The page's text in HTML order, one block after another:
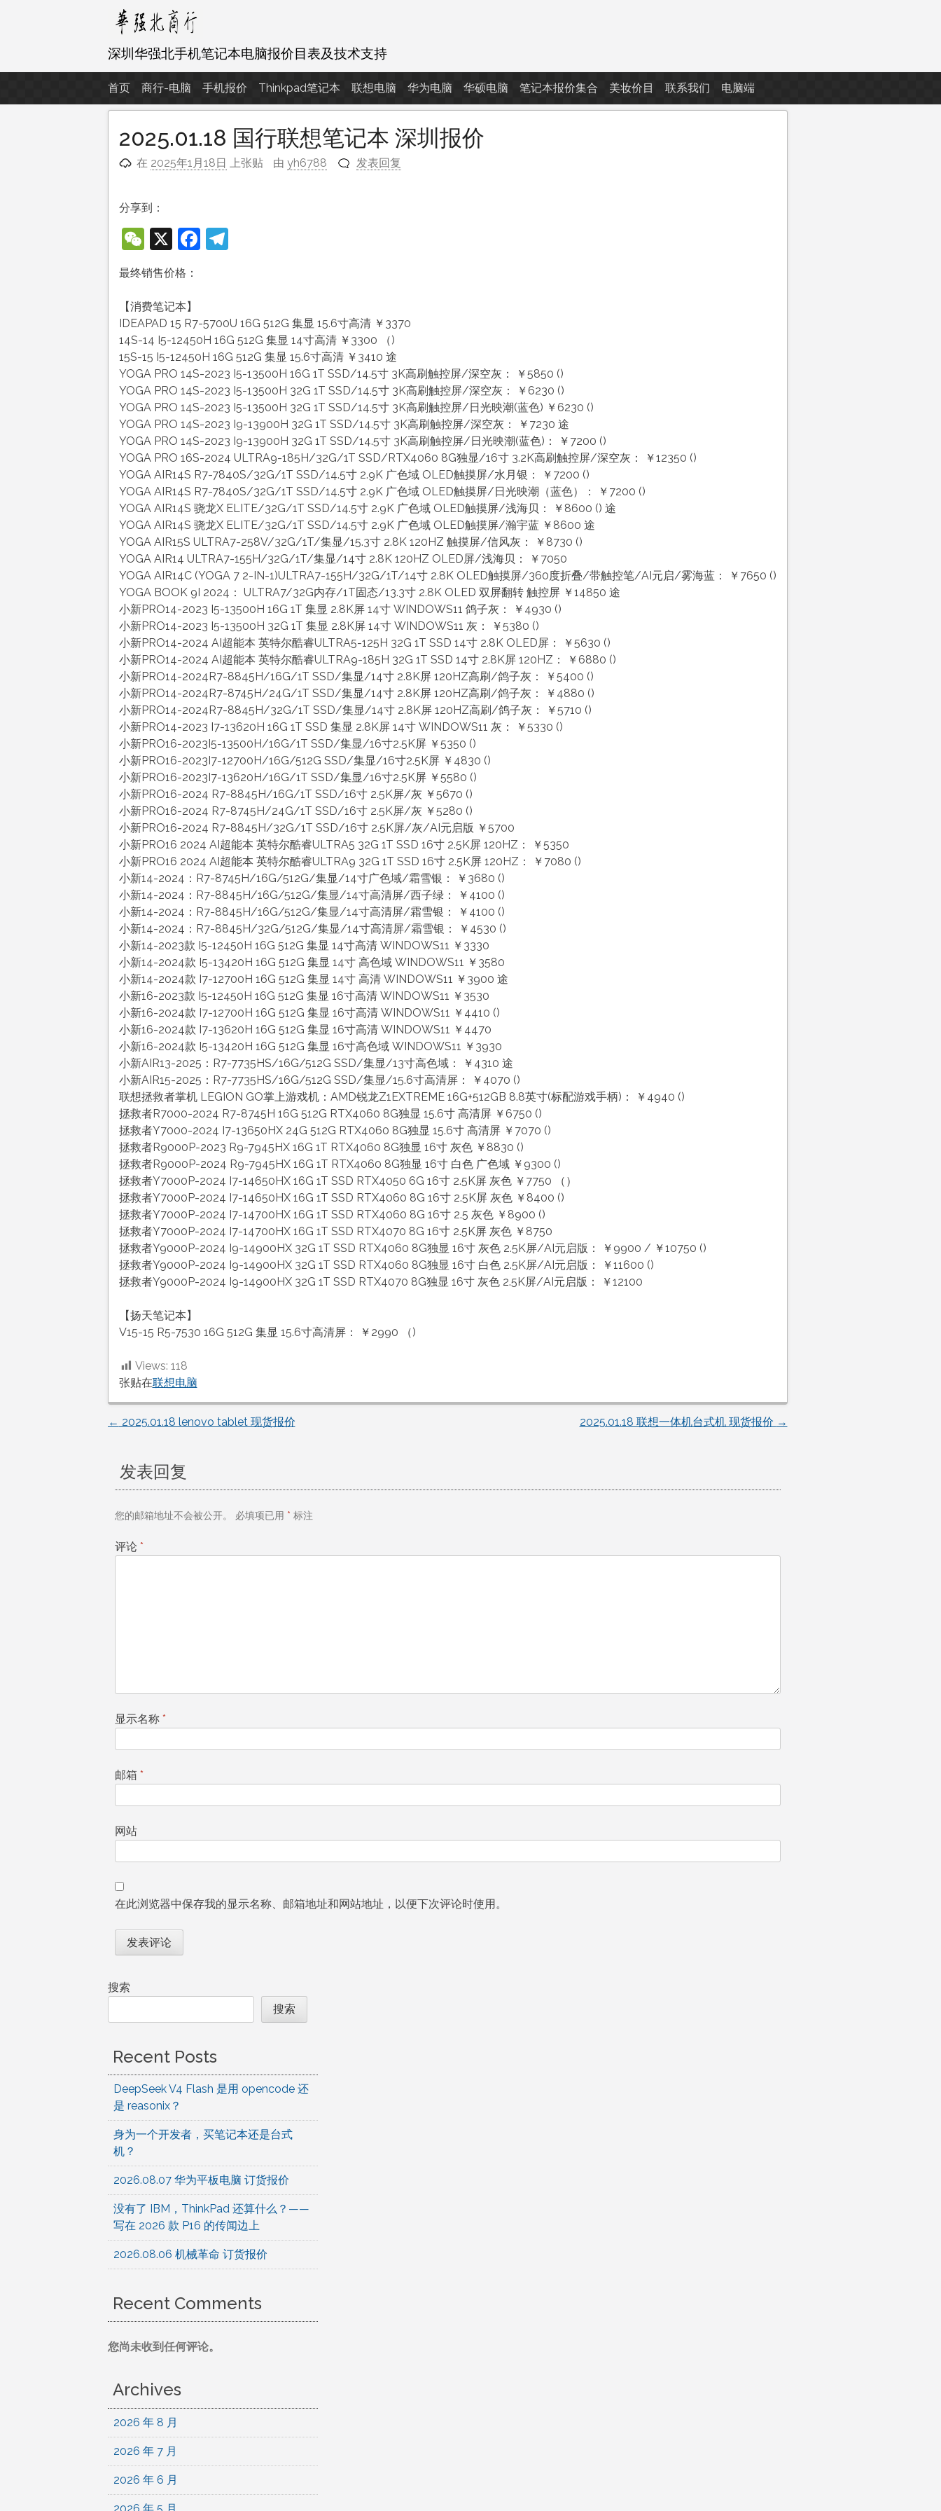
内
深圳华强北手机笔记本电脑报价目表及技术支持
首页 商行-电脑 手机报价 Thinkpad笔记本 联想电脑 华为电脑 华硕电脑 笔记本报价集合 美妆价目 联系我们 电脑端
2025.01.18 国行联想笔记本 深圳报价
在 2025年1月18日 上张贴 由yh6788 发表回复
分享到：
WeChat
X Facebook
Telegram
最终销售价格：
【消费笔记本】
IDEAPAD 15 R7-5700U 16G 512G 集显 15.6寸高清 ￥3370
14S-14 I5-12450H 16G 512G 集显 14寸高清 ￥3300 （)
15S-15 I5-12450H 16G 512G 集显 15.6寸高清 ￥3410 途
YOGA PRO 14S-2023 I5-13500H 16G 1T SSD/14.5寸 3K高刷触控屏/深空灰： ￥5850 ()
YOGA PRO 14S-2023 I5-13500H 32G 1T SSD/14.5寸 3K高刷触控屏/深空灰： ￥6230 ()
YOGA PRO 14S-2023 I5-13500H 32G 1T SSD/14.5寸 3K高刷触控屏/日光映潮(蓝色) ￥6230 ()
YOGA PRO 14S-2023 I9-13900H 32G 1T SSD/14.5寸 3K高刷触控屏/深空灰： ￥7230 途
YOGA PRO 14S-2023 I9-13900H 32G 1T SSD/14.5寸 3K高刷触控屏/日光映潮(蓝色)： ￥7200 ()
YOGA PRO 16S-2024 ULTRA9-185H/32G/1T SSD/RTX4060 8G独显/16寸 3.2K高刷触控屏/深空灰： ￥12350 ()
YOGA AIR14S R7-7840S/32G/1T SSD/14.5寸 2.9K 广色域 OLED触摸屏/水月银： ￥7200 ()
YOGA AIR14S R7-7840S/32G/1T SSD/14.5寸 2.9K 广色域 OLED触摸屏/日光映潮（蓝色）： ￥7200 ()
YOGA AIR14S 骁龙X ELITE/32G/1T SSD/14.5寸 2.9K 广色域 OLED触摸屏/浅海贝： ￥8600 () 途
YOGA AIR14S 骁龙X ELITE/32G/1T SSD/14.5寸 2.9K 广色域 OLED触摸屏/瀚宇蓝 ￥8600 途
YOGA AIR15S ULTRA7-258V/32G/1T/集显/15.3寸 2.8K 120HZ 触摸屏/信风灰： ￥8730 ()
YOGA AIR14 ULTRA7-155H/32G/1T/集显/14寸 2.8K 120HZ OLED屏/浅海贝： ￥7050
YOGA AIR14C (YOGA 7 2-IN-1)ULTRA7-155H/32G/1T/14寸 2.8K OLED触摸屏/360度折叠/带触控笔/AI元启/雾海蓝： ￥7650 ()
YOGA BOOK 9I 2024： ULTRA7/32G内存/1T固态/13.3寸 2.8K OLED 双屏翻转 触控屏 ￥14850 途
小新PRO14-2023 I5-13500H 16G 1T 集显 2.8K屏 14寸 WINDOWS11 鸽子灰： ￥4930 ()
小新PRO14-2023 I5-13500H 32G 1T 集显 2.8K屏 14寸 WINDOWS11 灰： ￥5380 ()
小新PRO14-2024 AI超能本 英特尔酷睿ULTRA5-125H 32G 1T SSD 14寸 2.8K OLED屏： ￥5630 ()
小新PRO14-2024 AI超能本 英特尔酷睿ULTRA9-185H 32G 1T SSD 14寸 2.8K屏 120HZ： ￥6880 ()
小新PRO14-2024R7-8845H/16G/1T SSD/集显/14寸 2.8K屏 120HZ高刷/鸽子灰： ￥5400 ()
小新PRO14-2024R7-8745H/24G/1T SSD/集显/14寸 2.8K屏 120HZ高刷/鸽子灰： ￥4880 ()
小新PRO14-2024R7-8845H/32G/1T SSD/集显/14寸 2.8K屏 120HZ高刷/鸽子灰： ￥5710 ()
小新PRO14-2023 I7-13620H 16G 1T SSD 集显 2.8K屏 14寸 WINDOWS11 灰： ￥5330 ()
小新PRO16-2023I5-13500H/16G/1T SSD/集显/16寸2.5K屏 ￥5350 ()
小新PRO16-2023I7-12700H/16G/512G SSD/集显/16寸2.5K屏 ￥4830 ()
小新PRO16-2023I7-13620H/16G/1T SSD/集显/16寸2.5K屏 ￥5580 ()
小新PRO16-2024 R7-8845H/16G/1T SSD/16寸 2.5K屏/灰 ￥5670 ()
小新PRO16-2024 R7-8745H/24G/1T SSD/16寸 2.5K屏/灰 ￥5280 ()
小新PRO16-2024 R7-8845H/32G/1T SSD/16寸 2.5K屏/灰/AI元启版 ￥5700
小新PRO16 2024 AI超能本 英特尔酷睿ULTRA5 32G 1T SSD 16寸 2.5K屏 120HZ： ￥5350
小新PRO16 2024 AI超能本 英特尔酷睿ULTRA9 32G 1T SSD 16寸 2.5K屏 120HZ： ￥7080 ()
小新14-2024：R7-8745H/16G/512G/集显/14寸广色域/霜雪银： ￥3680 ()
小新14-2024：R7-8845H/16G/512G/集显/14寸高清屏/西子绿： ￥4100 ()
小新14-2024：R7-8845H/16G/512G/集显/14寸高清屏/霜雪银： ￥4100 ()
小新14-2024：R7-8845H/32G/512G/集显/14寸高清屏/霜雪银： ￥4530 ()
小新14-2023款 I5-12450H 16G 512G 集显 14寸高清 WINDOWS11 ￥3330
小新14-2024款 I5-13420H 16G 512G 集显 14寸 高色域 WINDOWS11 ￥3580
小新14-2024款 I7-12700H 16G 512G 集显 14寸 高清 WINDOWS11 ￥3900 途
小新16-2023款 I5-12450H 16G 512G 集显 16寸高清 WINDOWS11 ￥3530
小新16-2024款 I7-12700H 16G 512G 集显 16寸高清 WINDOWS11 ￥4410 ()
小新16-2024款 I7-13620H 16G 512G 集显 16寸高清 WINDOWS11 ￥4470
小新16-2024款 I5-13420H 16G 512G 集显 16寸高色域 WINDOWS11 ￥3930
小新AIR13-2025：R7-7735HS/16G/512G SSD/集显/13寸高色域： ￥4310 途
小新AIR15-2025：R7-7735HS/16G/512G SSD/集显/15.6寸高清屏： ￥4070 ()
联想拯救者掌机 LEGION GO掌上游戏机：AMD锐龙Z1EXTREME 16G+512GB 8.8英寸(标配游戏手柄)： ￥4940 ()
拯救者R7000-2024 R7-8745H 16G 512G RTX4060 8G独显 15.6寸 高清屏 ￥6750 ()
拯救者Y7000-2024 I7-13650HX 24G 512G RTX4060 8G独显 15.6寸 高清屏 ￥7070 ()
拯救者R9000P-2023 R9-7945HX 16G 1T RTX4060 8G独显 16寸 灰色 ￥8830 ()
拯救者R9000P-2024 R9-7945HX 16G 1T RTX4060 8G独显 16寸 白色 广色域 ￥9300 ()
拯救者Y7000P-2024 I7-14650HX 16G 1T SSD RTX4050 6G 16寸 2.5K屏 灰色 ￥7750 （）
拯救者Y7000P-2024 I7-14650HX 16G 1T SSD RTX4060 8G 16寸 2.5K屏 灰色 ￥8400 ()
拯救者Y7000P-2024 I7-14700HX 16G 1T SSD RTX4060 8G 16寸 2.5 灰色 ￥8900 ()
拯救者Y7000P-2024 I7-14700HX 16G 1T SSD RTX4070 8G 16寸 2.5K屏 灰色 ￥8750
拯救者Y9000P-2024 I9-14900HX 32G 1T SSD RTX4060 8G独显 16寸 灰色 2.5K屏/AI元启版： ￥9900 / ￥10750 ()
拯救者Y9000P-2024 I9-14900HX 32G 1T SSD RTX4060 8G独显 16寸 白色 2.5K屏/AI元启版： ￥11600 ()
拯救者Y9000P-2024 I9-14900HX 32G 1T SSD RTX4070 8G独显 16寸 灰色 2.5K屏/AI元启版： ￥12100
【扬天笔记本】
V15-15 R5-7530 16G 512G 集显 15.6寸高清屏： ￥2990 （)
Views: 118
张贴在联想电脑
文
章
导
← 2025.01.18 lenovo tablet 现货报价 2025.01.18 联想一体机台式机 现货报价 →
发表回复
您的邮箱地址不会被公开。 必填项已用 * 标注
评论 *
显示名称 *
邮箱 *
网站
在此浏览器中保存我的显示名称、邮箱地址和网站地址，以便下次评论时使用。
搜索
搜索
Recent Posts
DeepSeek V4 Flash 是用 opencode 还
是 reasonix？
身为一个开发者，买笔记本还是台式
机？
2026.08.07 华为平板电脑 订货报价
没有了 IBM，ThinkPad 还算什么？——
写在 2026 款 P16 的传闻边上
2026.08.06 机械革命 订货报价
Recent Comments
您尚未收到任何评论。
Archives
2026 年 8 月
2026 年 7 月
2026 年 6 月
2026 年 5 月